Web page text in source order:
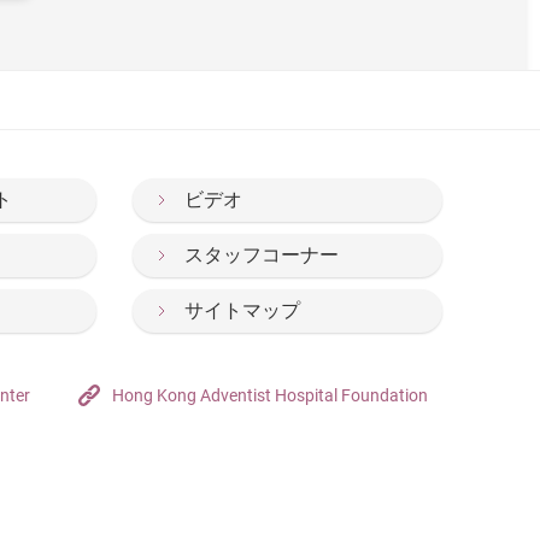
ビデオ
スタッフコーナー
サイトマップ
Hong Kong Adventist Hospital Foundation